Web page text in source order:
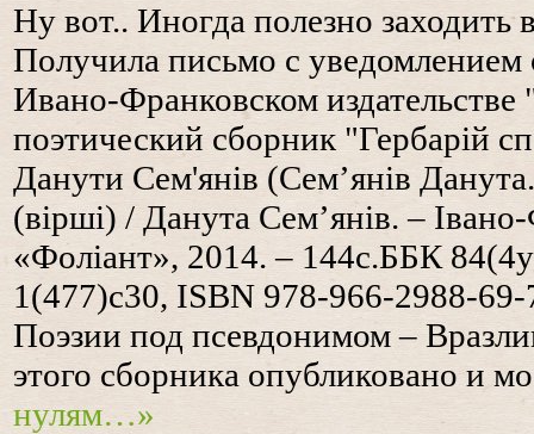
Ну вот.. Иногда полезно заходить
Получила письмо с уведомлением
Ивано-Франковском
поэтический сборник "Гербарій
Данути Сем'янів (Сем’янів
(вірші) / Данута Сем’янів. –
«Фоліант», 2014. – 144с.ББК
1(477)с30, ISBN 978-966-2988-69-
Поэзии под псевдонимом –
этого сборника опубликовано и
нулям…»